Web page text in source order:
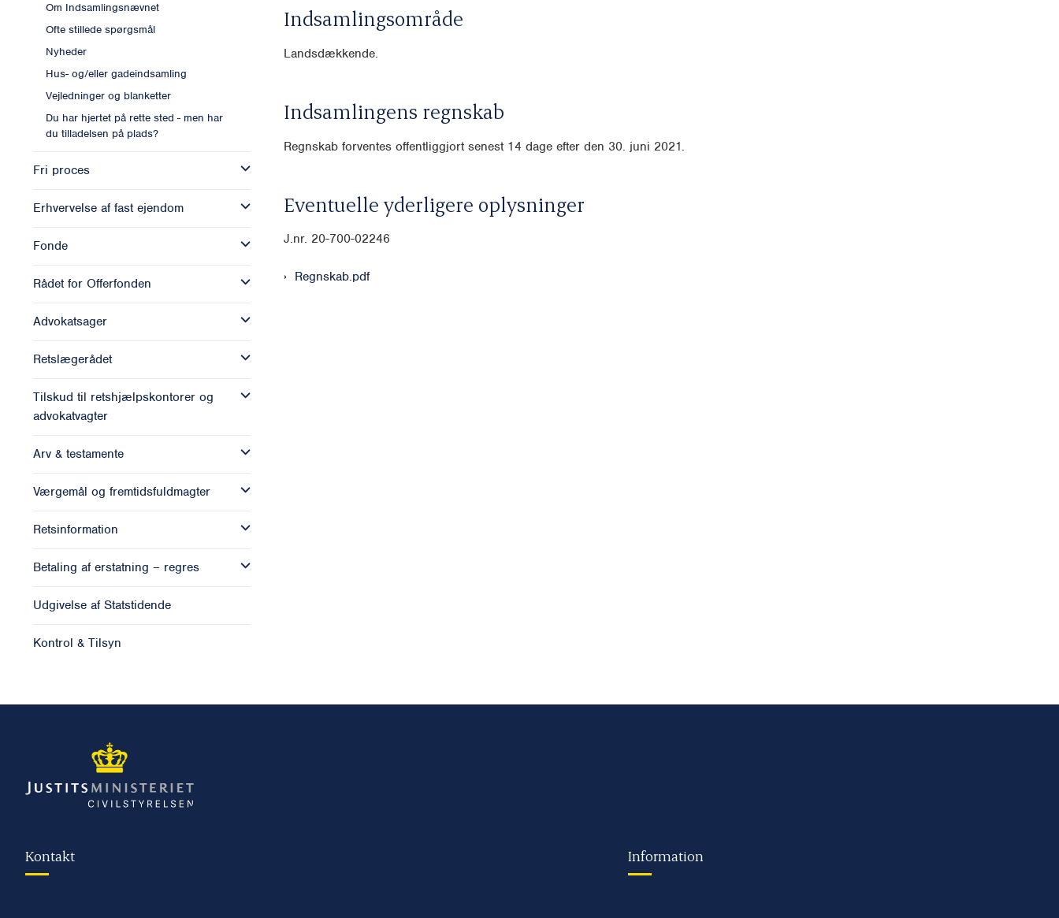
Om Indsamlingsnævnet
Ofte stillede spørgsmål
Nyheder
Hus- og/eller gadeindsamling
Vejledninger og blanketter
Du har hjertet på rette sted - men har
du tilladelsen på plads?
Fri proces
Erhvervelse af fast ejendom
Fonde
Rådet for Offerfonden
Advokatsager
Retslægerådet
Tilskud til retshjælpskontorer og
advokatvagter
Arv & testamente
Værgemål og fremtidsfuldmagter
Retsinformation
Betaling af erstatning – regres
Udgivelse af Statstidende
Kontrol & Tilsyn
Indsamlingsområde
Landsdækkende.
Indsamlingens regnskab
Regnskab forventes offentliggjort senest 14 dage efter den 30. juni 2021.
Eventuelle yderligere oplysninger
J.nr. 20-700-02246
Regnskab.pdf
Kontakt Information